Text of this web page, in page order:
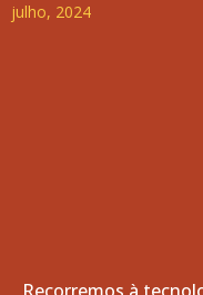
julho, 2024